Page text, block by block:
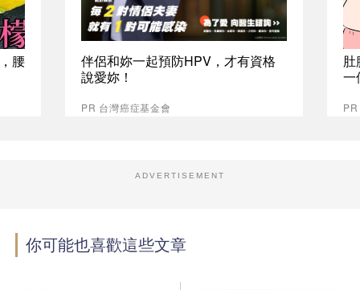
腰
伴侶和妳一起預防HPV，才有資格
說愛妳！
PR 台灣癌症基金會
肚
一
ADVERTISEMENT
你可能也喜歡這些文章